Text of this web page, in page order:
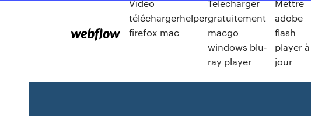
Video
téléchargerhelper
firefox mac
Telecharger
gratuitement
macgo
windows blu-
ray player
Mettre
adobe
flash
player à
jour